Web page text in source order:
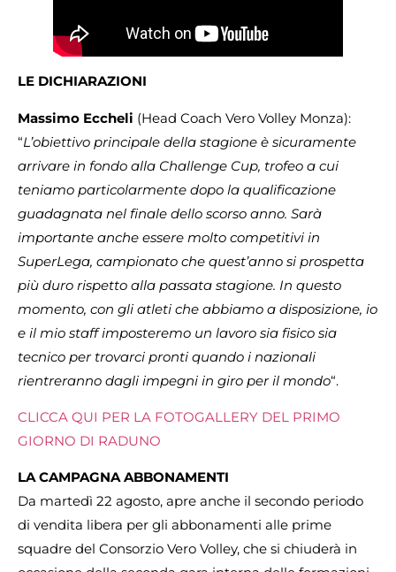
LE DICHIARAZIONI
Massimo Eccheli (Head Coach Vero Volley Monza):
“L’obiettivo principale della stagione è sicuramente
arrivare in fondo alla Challenge Cup, trofeo a cui
teniamo particolarmente dopo la qualificazione
guadagnata nel finale dello scorso anno. Sarà
importante anche essere molto competitivi in
SuperLega, campionato che quest’anno si prospetta
più duro rispetto alla passata stagione. In questo
momento, con gli atleti che abbiamo a disposizione, io
e il mio staff imposteremo un lavoro sia fisico sia
tecnico per trovarci pronti quando i nazionali
rientreranno dagli impegni in giro per il mondo“.
CLICCA QUI PER LA FOTOGALLERY DEL PRIMO
GIORNO DI RADUNO
LA CAMPAGNA ABBONAMENTI
Da martedì 22 agosto, apre anche il secondo periodo
di vendita libera per gli abbonamenti alle prime
squadre del Consorzio Vero Volley, che si chiuderà in